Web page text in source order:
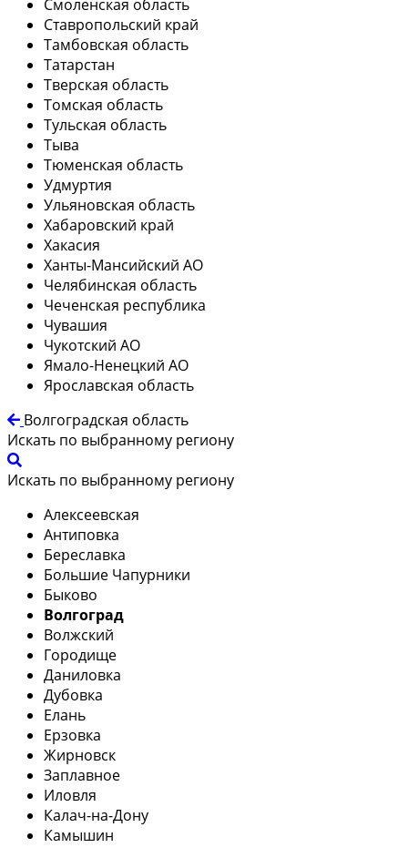
Смоленская область
Ставропольский край
Тамбовская область
Татарстан
Тверская область
Томская область
Тульская область
Тыва
Тюменская область
Удмуртия
Ульяновская область
Хабаровский край
Хакасия
Ханты-Мансийский АО
Челябинская область
Чеченская республика
Чувашия
Чукотский АО
Ямало-Ненецкий АО
Ярославская область
Волгоградская область
Искать по выбранному региону
Искать по выбранному региону
Алексеевская
Антиповка
Береславка
Большие Чапурники
Быково
Волгоград
Волжский
Городище
Даниловка
Дубовка
Елань
Ерзовка
Жирновск
Заплавное
Иловля
Калач-на-Дону
Камышин